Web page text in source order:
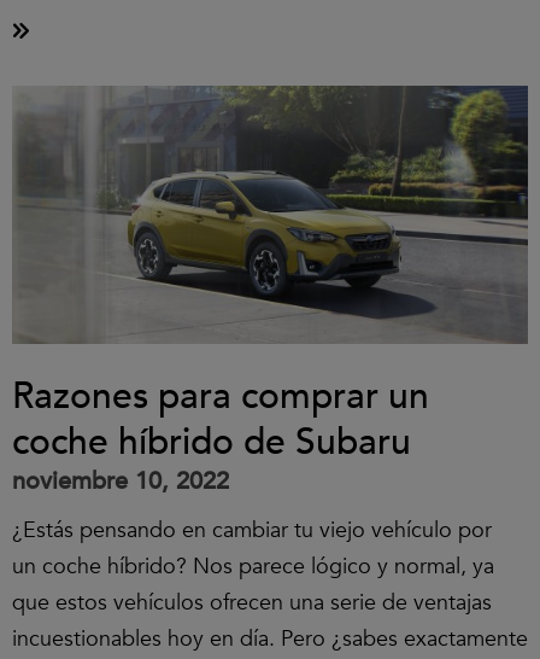
Razones para comprar un
coche híbrido de Subaru
noviembre 10, 2022
¿Estás pensando en cambiar tu viejo vehículo por
un coche híbrido? Nos parece lógico y normal, ya
que estos vehículos ofrecen una serie de ventajas
incuestionables hoy en día. Pero ¿sabes exactamente